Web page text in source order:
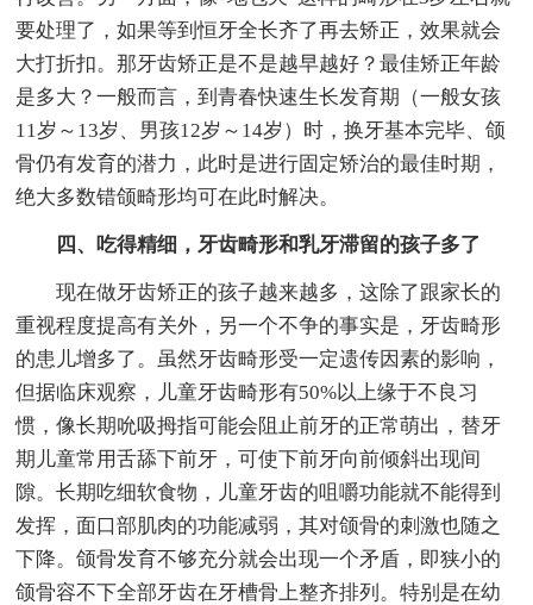
要处理了，如果等到恒牙全长齐了再去矫正，效果就会
大打折扣。那牙齿矫正是不是越早越好？最佳矫正年龄
是多大？一般而言，到青春快速生长发育期（一般女孩
11岁～13岁、男孩12岁～14岁）时，换牙基本完毕、颌
骨仍有发育的潜力，此时是进行固定矫治的最佳时期，
绝大多数错颌畸形均可在此时解决。
四、吃得精细，牙齿畸形和乳牙滞留的孩子多了
现在做牙齿矫正的孩子越来越多，这除了跟家长的
重视程度提高有关外，另一个不争的事实是，牙齿畸形
的患儿增多了。虽然牙齿畸形受一定遗传因素的影响，
但据临床观察，儿童牙齿畸形有50%以上缘于不良习
惯，像长期吮吸拇指可能会阻止前牙的正常萌出，替牙
期儿童常用舌舔下前牙，可使下前牙向前倾斜出现间
隙。长期吃细软食物，儿童牙齿的咀嚼功能就不能得到
发挥，面口部肌肉的功能减弱，其对颌骨的刺激也随之
下降。颌骨发育不够充分就会出现一个矛盾，即狭小的
颌骨容不下全部牙齿在牙槽骨上整齐排列。特别是在幼